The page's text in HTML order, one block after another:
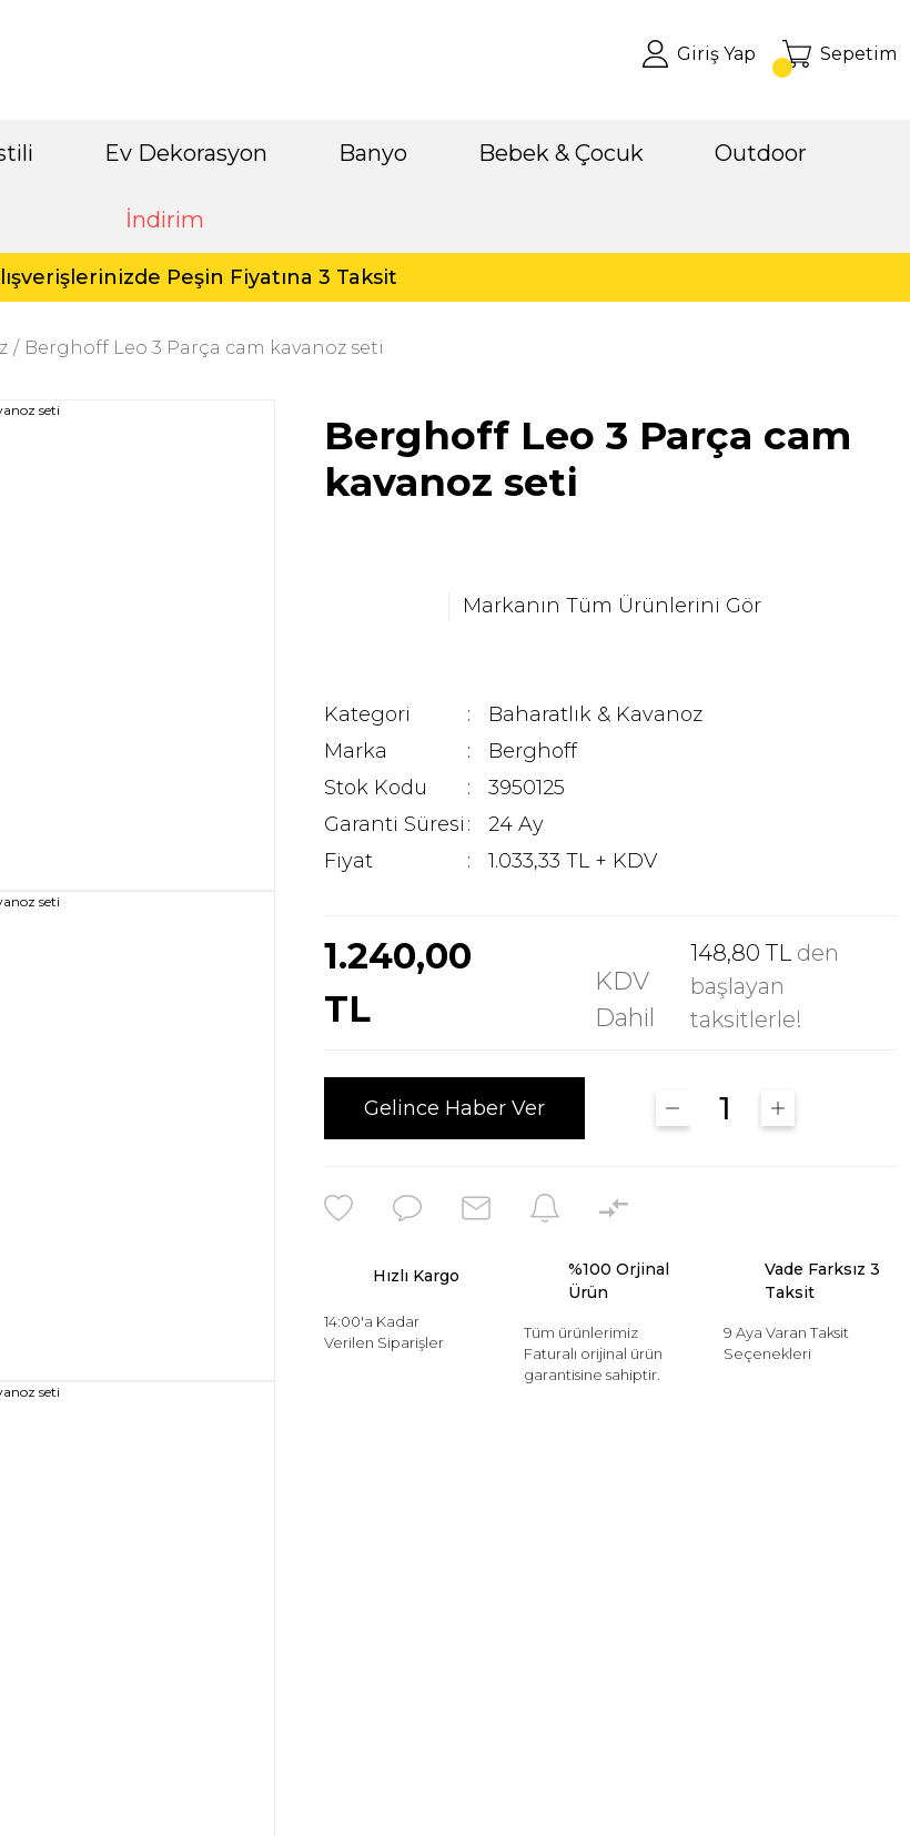
Giriş Yap Sepetim
Ev Dekorasyon Banyo Bebek & Çocuk Outdoor
İndirim
Peşin Fiyatına 3 Taksit
Berghoff Leo 3 Parça cam kavanoz seti
Berghoff Leo 3 Parça cam
kavanoz seti
Markanın Tüm Ürünlerini Gör
Kategori
Baharatlık & Kavanoz
Marka
Berghoff
Stok Kodu
3950125
Garanti Süresi
24 Ay
Fiyat
1.033,33 TL + KDV
1.240,00
TL
KDV
Dahil
148,80 TLden
başlayan
taksitlerle!
Gelince Haber Ver
Hızlı Kargo
14:00'a Kadar
Verilen Siparişler
%100 Orjinal
Ürün
Tüm ürünlerimiz
Faturalı orijinal ürün
garantisine sahiptir.
Vade Farksız 3
Taksit
9 Aya Varan Taksit
Seçenekleri